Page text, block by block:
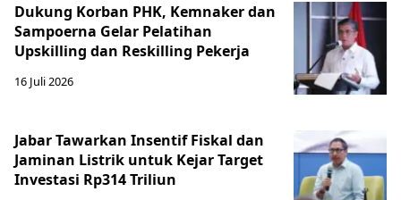
Dukung Korban PHK, Kemnaker dan
Sampoerna Gelar Pelatihan
Upskilling dan Reskilling Pekerja
16 Juli 2026
Jabar Tawarkan Insentif Fiskal dan
Jaminan Listrik untuk Kejar Target
Investasi Rp314 Triliun